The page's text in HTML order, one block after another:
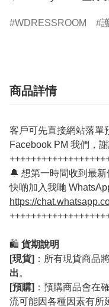
WDRESSROOM
商品詳情
客戶可先直接網站落單
Facebook PM 我們，
🔔 想第一時間收到最新
快啲加入我哋
https://
🛍️ 貨期說明
[現貨] ：所有現貨商品
出。
[預購] ：預購商品會在
流可能因各種因素有所